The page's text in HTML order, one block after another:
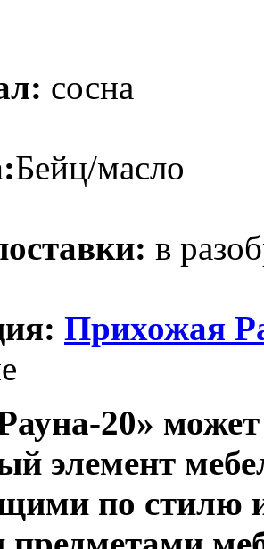
сосна
Бейц/масло
в
Прихожая
20»
элемент
по стилю